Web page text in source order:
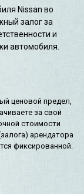
Nissan во
залог за
и
автомобиля.
ценовой предел,
за свой
стоимости
арендатора
фиксированной.